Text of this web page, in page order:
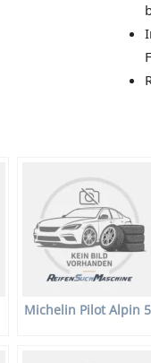
Michelin Pilot Alpin 5